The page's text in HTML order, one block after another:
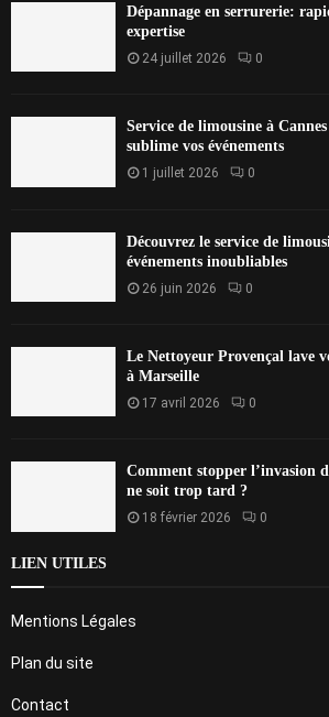
Dépannage en serrurerie:
expertise
24 juillet 2026 0
Service de limousine à
sublime vos événements
1 juillet 2026 0
Découvrez le service de
événements inoubliables
26 juin 2026 0
Le Nettoyeur Provençal lave
à Marseille
17 avril 2026 0
Comment stopper l’invasion
ne soit trop tard ?
18 février 2026 0
LIEN UTILES
Mentions Légales
Plan du site
Contact